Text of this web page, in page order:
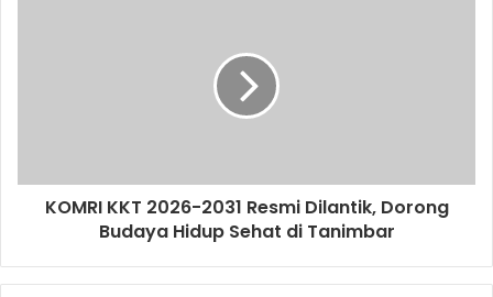
KOMRI KKT 2026-2031 Resmi Dilantik, Dorong
Budaya Hidup Sehat di Tanimbar